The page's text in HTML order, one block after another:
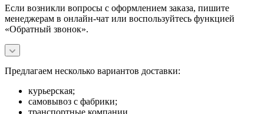
Если возникли вопросы с оформлением заказа, пишите
менеджерам в онлайн-чат или воспользуйтесь функцией
«Обратный звонок».
Предлагаем несколько вариантов доставки:
курьерская;
самовывоз с фабрики;
транспортные компании.